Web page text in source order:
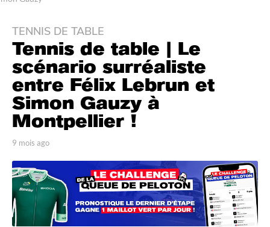
9
m
i
s
a
g
9
m
o
i
s
a
TENNIS DE TABLE
Tennis de table | Le
scénario surréaliste
entre Félix Lebrun et
Simon Gauzy à
Montpellier !
p
r
T
o
m
G
a
9 mois ago
i
s
g
o